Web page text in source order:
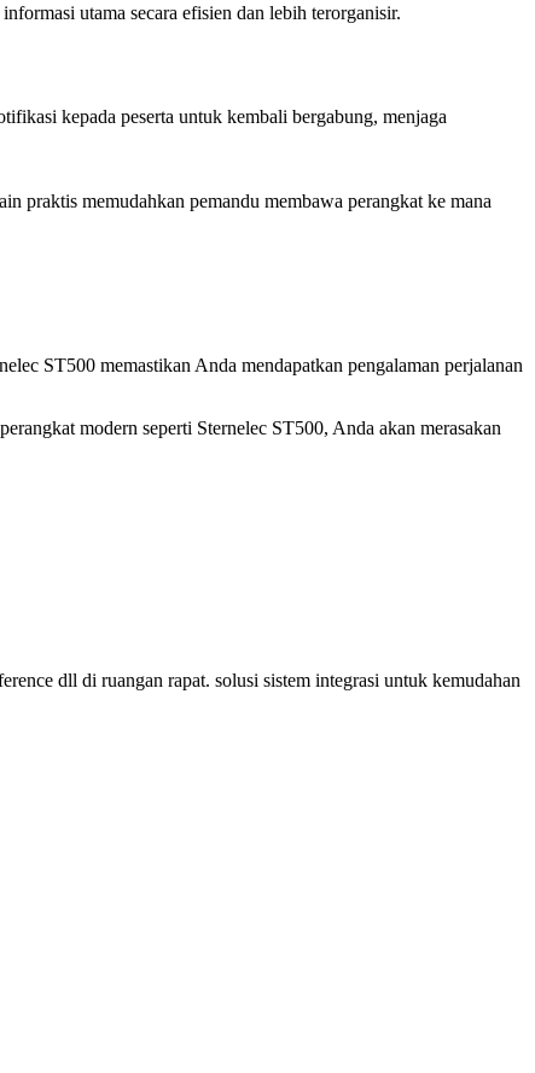
utama secara efisien dan lebih terorganisir.
kepada peserta untuk kembali bergabung, menjaga
praktis memudahkan pemandu membawa perangkat ke mana
ST500 memastikan Anda mendapatkan pengalaman perjalanan
modern seperti Sternelec ST500, Anda akan merasakan
dll di ruangan rapat. solusi sistem integrasi untuk kemudahan